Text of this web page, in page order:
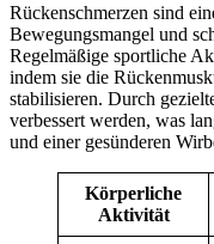
Rückenschmerzen sind
Bewegungsmangel und
Regelmäßige sportliche
indem sie die
stabilisieren. Durch
verbessert werden, was
und einer gesünderen
Körperliche
Aktivität